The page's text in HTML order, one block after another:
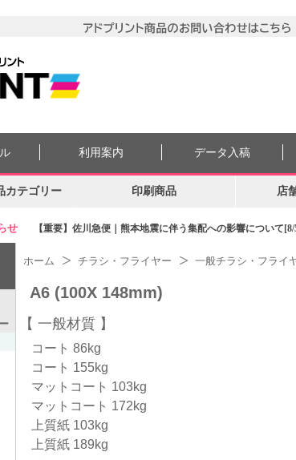
せ 【重要】佐川急便｜熊本地震に伴う集配への影響について[8/
利用案内 データ入稿
カテゴリー 印刷商品 店
ホーム チラシ・フライヤー 一般チラシ・フライ
A6 (100X 148mm)
一般材質
コート 86kg
コート 155kg
マットコート 103kg
マットコート 172kg
上質紙 103kg
上質紙 189kg